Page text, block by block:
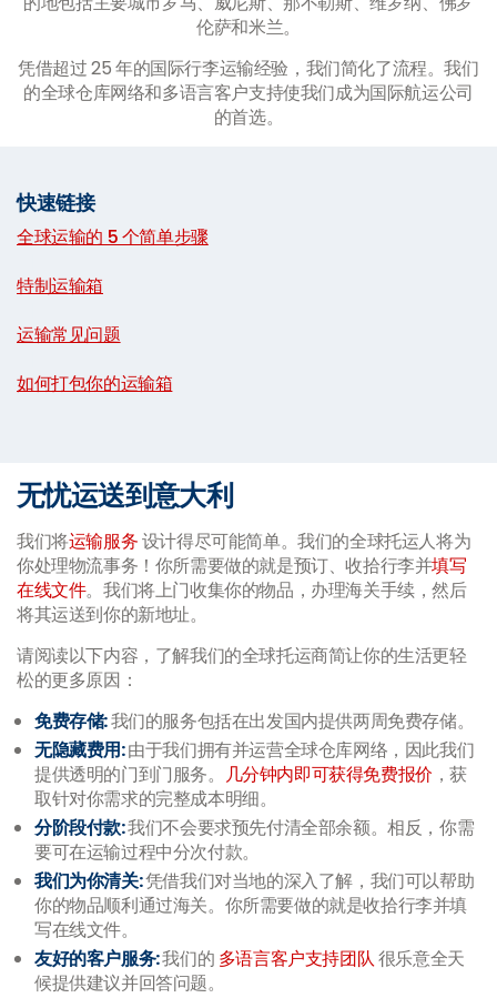
伦萨和米兰。
凭借超过 25 年的国际行李运输经验，我们简化了流程。我们
的全球仓库网络和多语言客户支持使我们成为国际航运公司
的首选。
快速链接
全球运输的 5 个简单步骤
特制运输箱
运输常见问题
如何打包你的运输箱
无忧运送到意大利
我们将运输服务设计得尽可能简单。我们的全球托运人将为
你处理物流事务！你所需要做的就是预订、收拾行李并填写
在线文件。我们将上门收集你的物品，办理海关手续，然后
将其运送到你的新地址。
请阅读以下内容，了解我们的全球托运商简让你的生活更轻
松的更多原因：
免费存储:我们的服务包括在出发国内提供两周免费存储。
无隐藏费用:由于我们拥有并运营全球仓库网络，因此我们
提供透明的门到门服务。 几分钟内即可获得免费报价 ，获
取针对你需求的完整成本明细。
分阶段付款:我们不会要求预先付清全部余额。相反，你需
要可在运输过程中分次付款。
我们为你清关:凭借我们对当地的深入了解，我们可以帮助
你的物品顺利通过海关。你所需要做的就是收拾行李并填
写在线文件。
友好的客户服务:我们的 多语言客户支持团队很乐意全天
候提供建议并回答问题。